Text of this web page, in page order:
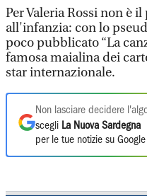
Per Valeria Rossi non è
all'infanzia: con lo
poco pubblicato “La
famosa maialina dei
star internazionale.
Non lasciare decidere
scegli La Nuova Sardegna
per le tue notizie su Google